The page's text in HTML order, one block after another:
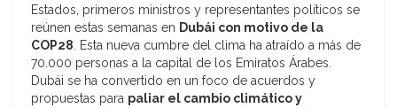
Estados, primeros ministros y representantes políticos se
reúnen estas semanas en Dubái con motivo de la
COP28. Esta nueva cumbre del clima ha atraído a más de
70.000 personas a la capital de los Emiratos Árabes.
Dubái se ha convertido en un foco de acuerdos y
propuestas para paliar el cambio climático y